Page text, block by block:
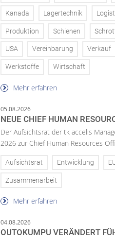
Kanada Lagertechnik
Produktion Schienen
USA Vereinbarung Verkauf
Werkstoffe Wirtschaft
Mehr erfahren
05.08.2026
NEUE CHIEF HUMAN
Der Aufsichtsrat der tk accelis
2026 zur Chief Human Resources
Aufsichtsrat Entwicklung
Zusammenarbeit
Mehr erfahren
04.08.2026
OUTOKUMPU VERÄNDERT